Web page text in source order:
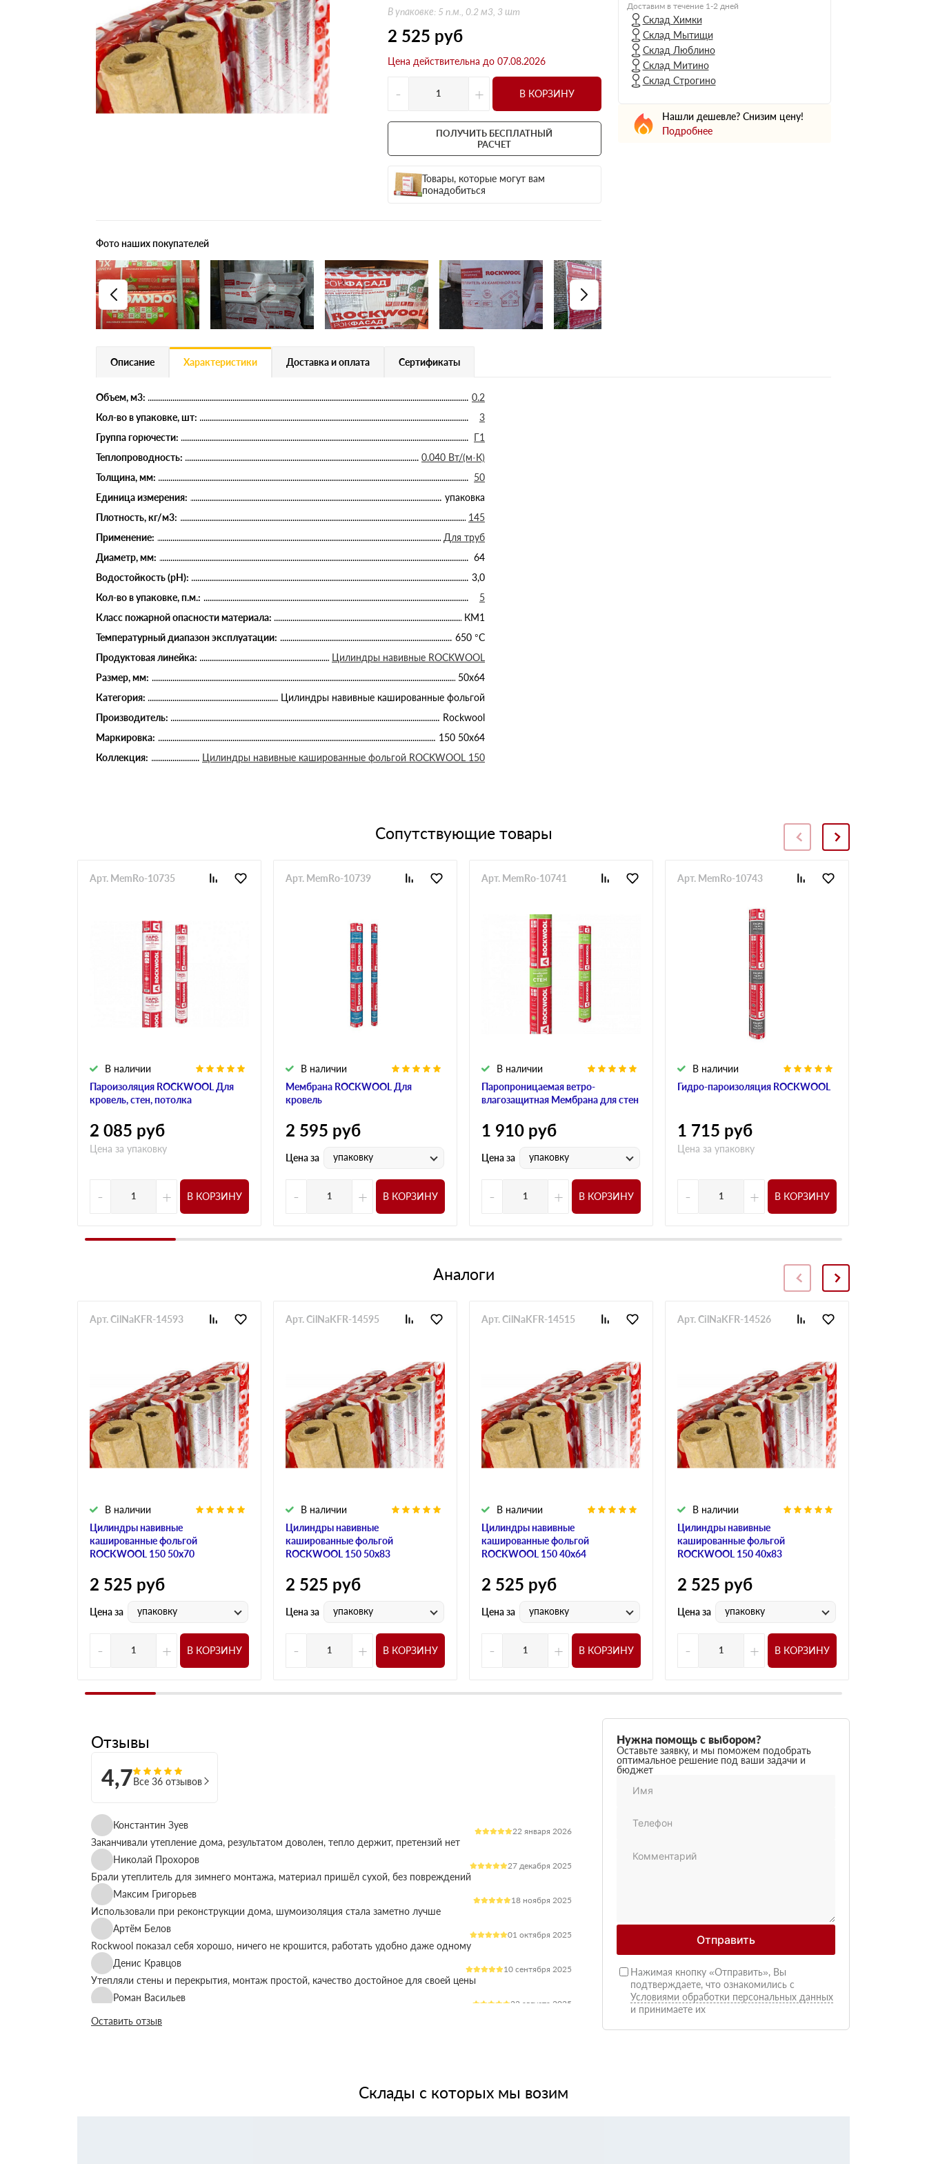
Плитные материалы
Н Оптима
Д Оптима
50 мм
100 мм
Техническая изоляция
Цилиндры навивные
CONLIT SL 150
50 мм
50 мм
100 мм
150 мм
Д Оптима
В Оптима
Д Стандарт
Н Экстра
Для стен
В упаковке: 5 п.м., 0.2 м3, 3 шт
2 525 руб
Цена действительна до 07.08.2026
- + В КОРЗИНУ
ПОЛУЧИТЬ БЕСПЛАТНЫЙ
РАСЧЕТ
Товары, которые могут вам
понадобиться
Доставим в течение 1-2 дней
Склад Химки
Склад Мытищи
Склад Люблино
Склад Митино
Склад Строгино
Нашли дешевле? Снизим цену!
Подробнее
Фото наших покупателей
Описание Характеристики Доставка и оплата Сертификаты
Объем, м3:
0.2
Кол-во в упаковке, шт:
3
Группа горючести:
Г1
Теплопроводность:
0.040 Вт/(м·К)
Толщина, мм:
50
Единица измерения:
упаковка
Плотность, кг/м3:
145
Применение:
Для труб
Диаметр, мм:
64
Водостойкость (рН):
3,0
Кол-во в упаковке, п.м.:
5
Класс пожарной опасности материала:
КМ1
Температурный диапазон эксплуатации:
650 °С
Продуктовая линейка:
Цилиндры навивные ROCKWOOL
Размер, мм:
50х64
Категория:
Цилиндры навивные кашированные фольгой
Производитель:
Rockwool
Маркировка:
150 50х64
Коллекция:
Цилиндры навивные кашированные фольгой ROCKWOOL 150
Сопутствующие товары
Пароизоляция ROCKWOOL Для
кровель, стен, потолка
В наличии
Арт. MemRo-10735
2 085 руб
Цена за упаковку
- + В КОРЗИНУ
Мембрана ROCKWOOL Для
кровель
В наличии
Арт. MemRo-10739
2 595 руб
Цена за упаковку
- + В КОРЗИНУ
Паропроницаемая ветро-
влагозащитная Мембрана для стен
В наличии
Арт. MemRo-10741
1 910 руб
Цена за упаковку
- + В КОРЗИНУ
Гидро-пароизоляция ROCKWOOL
В наличии
Арт. MemRo-10743
1 715 руб
Цена за упаковку
- + В КОРЗИНУ
Аналоги
Цилиндры навивные
кашированные фольгой
ROCKWOOL 150 50х70
В наличии
Арт. CilNaKFR-14593
2 525 руб
Цена за упаковку
- + В КОРЗИНУ
Цилиндры навивные
кашированные фольгой
ROCKWOOL 150 50х83
В наличии
Арт. CilNaKFR-14595
2 525 руб
Цена за упаковку
- + В КОРЗИНУ
Цилиндры навивные
кашированные фольгой
ROCKWOOL 150 40х64
В наличии
Арт. CilNaKFR-14515
2 525 руб
Цена за упаковку
- + В КОРЗИНУ
Цилиндры навивные
кашированные фольгой
ROCKWOOL 150 40х83
В наличии
Арт. CilNaKFR-14526
2 525 руб
Цена за упаковку
- + В КОРЗИНУ
Отзывы
4,7Все 36 отзывов
Константин Зуев
22 января 2026
Заканчивали утепление дома, результатом доволен, тепло держит, претензий нет
Николай Прохоров
27 декабря 2025
Брали утеплитель для зимнего монтажа, материал пришёл сухой, без повреждений
Максим Григорьев
18 ноября 2025
Использовали при реконструкции дома, шумоизоляция стала заметно лучше
Артём Белов
01 октября 2025
Rockwool показал себя хорошо, ничего не крошится, работать удобно даже одному
Денис Кравцов
10 сентября 2025
Утепляли стены и перекрытия, монтаж простой, качество достойное для своей цены
Роман Васильев
22 августа 2025
Материал соответствует описанию, после утепления расходы на отопление стали ниже
Оставить отзыв
Нужна помощь с выбором?
Оставьте заявку, и мы поможем подобрать
оптимальное решение под ваши задачи и
бюджет
Отправить
Нажимая кнопку «Отправить», Вы
подтверждаете, что ознакомились с
Условиями обработки персональных данных
и принимаете их
Склады с которых мы возим